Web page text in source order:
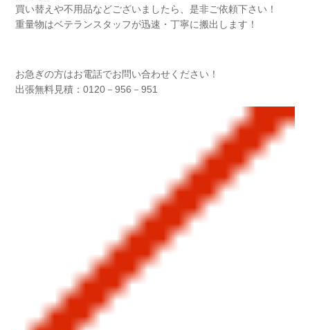
買い替えや不用品などございましたら、是非ご依頼下さい！
重量物はベテランスタッフが迅速・丁寧に搬出します！
お急ぎの方はお電話でお問い合わせください！
出張無料見積：0120－956－951